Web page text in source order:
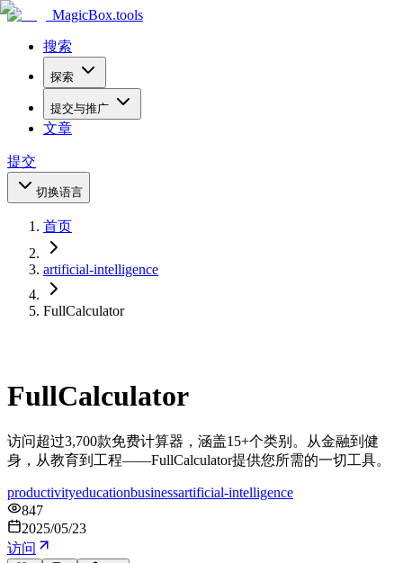
MagicBox.tools
搜索
探索
提交与推广
文章
提交
切换语言
首页
artificial-intelligence
FullCalculator
FullCalculator
访问超过3,700款免费计算器，涵盖15+个类别。从金融到健
身，从教育到工程——FullCalculator提供您所需的一切工具。
productivityeducationbusinessartificial-intelligence
847
2025/05/23
访问